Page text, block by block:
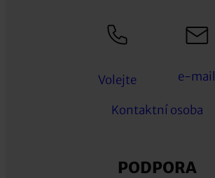
Volejte e-mail
Kontaktní osoba
PODPORA